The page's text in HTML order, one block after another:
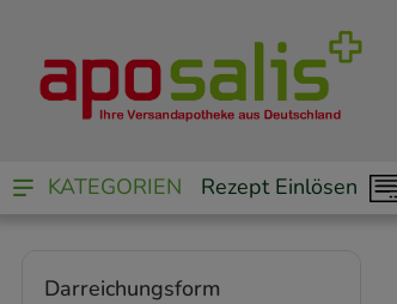
KATEGORIEN Rezept Einlösen
Darreichungsform